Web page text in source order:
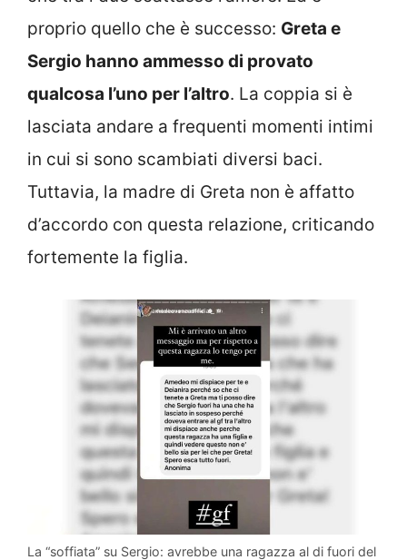
proprio quello che è successo: Greta e
Sergio hanno ammesso di provato
qualcosa l’uno per l’altro. La coppia si è
lasciata andare a frequenti momenti intimi
in cui si sono scambiati diversi baci.
Tuttavia, la madre di Greta non è affatto
d’accordo con questa relazione, criticando
fortemente la figlia.
La “soffiata” su Sergio: avrebbe una ragazza al di fuori del